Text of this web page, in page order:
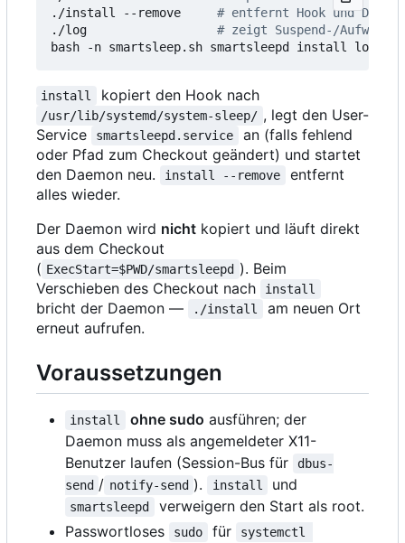
./install --remove # entfernt Hook und
./log # zeigt Suspend-/Aufwach-
bash -n smartsleep.sh smartsleepd install log
install kopiert den Hook nach
/usr/lib/systemd/system-sleep/ , legt den User-
Service
smartsleepd.service
an (falls fehlend
oder Pfad zum Checkout geändert) und startet
den Daemon neu.
install --remove
entfernt
alles wieder.
Der Daemon wird nicht kopiert und läuft direkt
aus dem Checkout
( ExecStart=$PWD/smartsleepd ). Beim
Verschieben des Checkout nach
install
bricht der Daemon — ./install
am neuen Ort
erneut aufrufen.
Voraussetzungen
install ohne sudo ausführen; der
Daemon muss als angemeldeter X11-
Benutzer laufen (Session-Bus für
dbus-
send / notify-send ). install und
smartsleepd
verweigern den Start als root.
Passwortloses
sudo für
systemctl